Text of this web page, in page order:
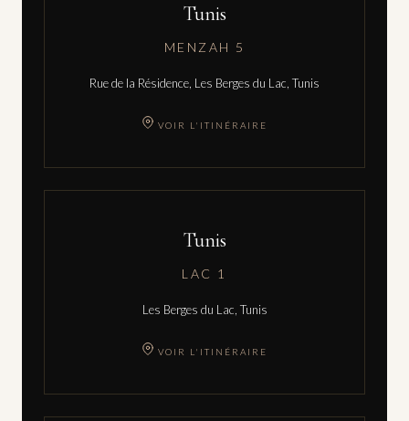
Tunis
MENZAH 5
Rue de la Résidence, Les Berges du Lac, Tunis
VOIR L'ITINÉRAIRE
Tunis
LAC 1
Les Berges du Lac, Tunis
VOIR L'ITINÉRAIRE